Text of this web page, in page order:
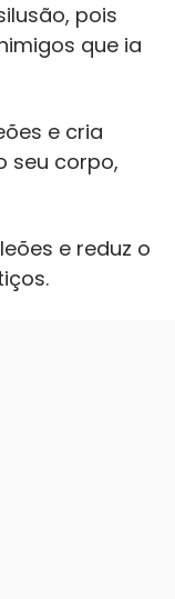
pois
que ia
e cria
seu corpo,
e reduz o